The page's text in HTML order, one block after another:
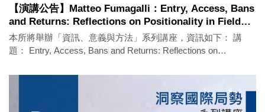
【演講公告】Matteo Fumagalli：Entry, Access, Bans
and Returns: Reflections on Positionality in Field
Research in the Post-Soviet Space
本所將舉辦「資訊、意義與方法」系列講座，資訊如下： 講
題： Entry, Access, Bans and Returns: Reflections on
人：Matteo Fumagalli (Associate Professor, School of
International Relations, University of St Andrews) 時間：2025